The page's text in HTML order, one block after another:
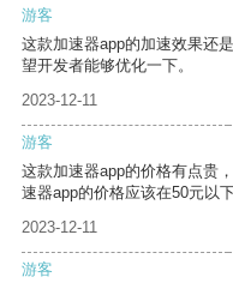
游客
这款加速器app的加速效果还
望开发者能够优化一下。
2023-12-11
游客
这款加速器app的价格有点贵
速器app的价格应该在50元以
2023-12-11
游客